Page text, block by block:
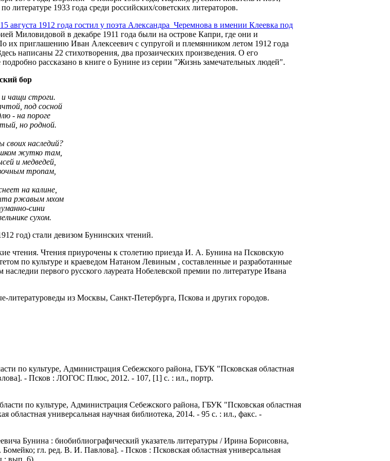
литературе 1933 года среди российских/советских литераторов.
августа 1912 года гостил у поэта Александра Черемнова в имении Клеевка под
Миловидовой в декабре 1911 года были на острове Капри, где они и
их приглашению Иван Алексеевич с супругой и племянником летом 1912 года
написаны 22 стихотворения, два прозаических произведения. О его
рассказано в книге о Бунине из серии "Жизнь замечательных людей".
бор
чащи строги.
под сосной
- на пороге
но родной.
наследий?
жутко там,
и медведей,
тропам,
на калине,
ржавым мхом
сини
сухом.
год) стали девизом Бунинских чтений.
чтения. Чтения приурочены к столетию приезда И. А. Бунина на Псковскую
по культуре и краеведом Натаном Левиным , составленные и разработанные
первого русского лауреата Нобелевской премии по литературе Ивана
литературоведы из Москвы, Санкт-Петербурга, Пскова и других городов.
по культуре, Администрация Себежского района, ГБУК "Псковская областная
- Псков : ЛОГОС Плюс, 2012. - 107, [1] с. : ил., портр.
по культуре, Администрация Себежского района, ГБУК "Псковская областная
областная универсальная научная библиотека, 2014. - 95 с. : ил., факс. -
Бунина : биобиблиографический указатель литературы / Ирина Борисовна,
Бомейко; гл. ред. В. И. Павлова]. - Псков : Псковская областная универсальная